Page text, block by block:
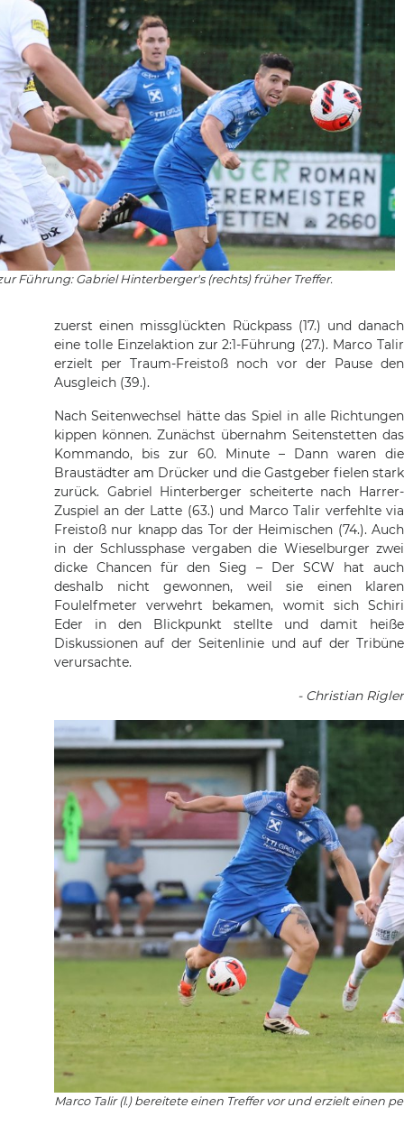
Führung: Gabriel Hinterberger's (rechts) früher Treffer.
zuerst einen missglückten Rückpass (17.) und danach
eine tolle Einzelaktion zur 2:1-Führung (27.). Marco Talir
erzielt per Traum-Freistoß noch vor der Pause den
Ausgleich (39.).
Nach Seitenwechsel hätte das Spiel in alle Richtungen
kippen können. Zunächst übernahm Seitenstetten das
Kommando, bis zur 60. Minute – Dann waren die
Braustädter am Drücker und die Gastgeber fielen stark
zurück. Gabriel Hinterberger scheiterte nach Harrer-
Zuspiel an der Latte (63.) und Marco Talir verfehlte via
Freistoß nur knapp das Tor der Heimischen (74.). Auch
in der Schlussphase vergaben die Wieselburger zwei
dicke Chancen für den Sieg – Der SCW hat auch
deshalb nicht gewonnen, weil sie einen klaren
Foulelfmeter verwehrt bekamen, womit sich Schiri
Eder in den Blickpunkt stellte und damit heiße
Diskussionen auf der Seitenlinie und auf der Tribüne
verursachte.
- Christian Rigler
Marco Talir (l.) bereitete einen Treffer vor und erzielt einen